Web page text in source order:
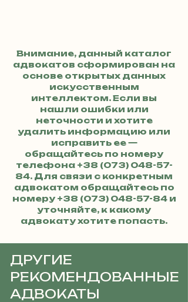
Внимание, данный каталог
адвокатов сформирован на
основе открытых данных
искусственным
интеллектом. Если вы
нашли ошибки или
неточности и хотите
удалить информацию или
исправить ее —
обращайтесь по номеру
телефона +38 (073) 048-57-
84. Для связи с конкретным
адвокатом обращайтесь по
номеру +38 (073) 048-57-84и
уточняйте, к какому
адвокату хотите попасть.
ДРУГИЕ
РЕКОМЕНДОВАННЫЕ
АДВОКАТЫ